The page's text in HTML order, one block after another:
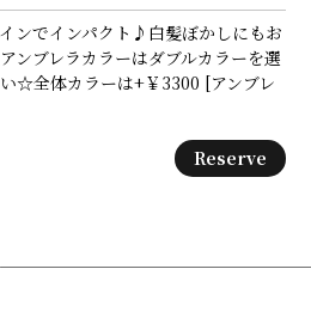
ンでインパクト♪白髪ぼかしにもお
ンブレラカラーはダブルカラーを選
☆全体カラーは+￥3300 [アンブレ
Reserve